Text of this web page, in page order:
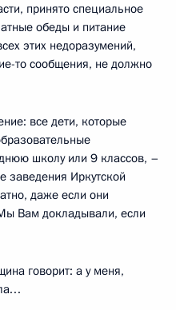
принято специальное
обеды и питание
этих недоразумений,
то сообщения, не должно
все дети, которые
школу или 9 классов, –
заведения Иркутской
даже если они
Вам докладывали, если
говорит: а у меня,